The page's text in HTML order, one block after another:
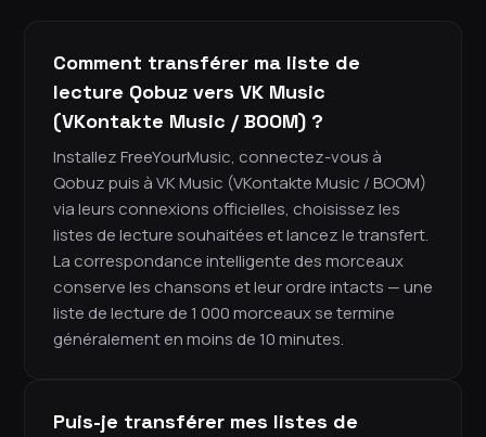
Comment transférer ma liste de
lecture Qobuz vers VK Music
(VKontakte Music / BOOM) ?
Installez FreeYourMusic, connectez-vous à
Qobuz puis à VK Music (VKontakte Music / BOOM)
via leurs connexions officielles, choisissez les
listes de lecture souhaitées et lancez le transfert.
La correspondance intelligente des morceaux
conserve les chansons et leur ordre intacts — une
liste de lecture de 1 000 morceaux se termine
généralement en moins de 10 minutes.
Puis-je transférer mes listes de